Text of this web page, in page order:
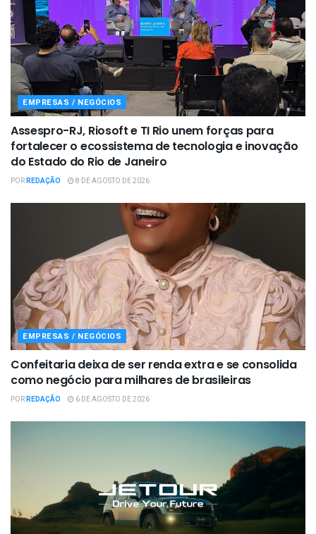
EMPRESAS / NEGÓCIOS
Assespro-RJ, Riosoft e TI Rio unem forças para
fortalecer o ecossistema de tecnologia e inovação
do Estado do Rio de Janeiro
PORREDAÇÃO 8 DE AGOSTO DE 2026
EMPRESAS / NEGÓCIOS
Confeitaria deixa de ser renda extra e se consolida
como negócio para milhares de brasileiras
PORREDAÇÃO 6 DE AGOSTO DE 2026